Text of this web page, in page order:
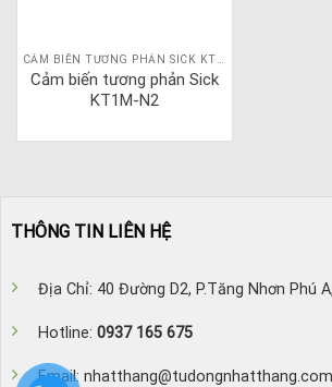
CẢM BIẾN TƯƠNG PHẢN SICK KT1M
Cảm biến tương phản Sick
KT1M-N2
THÔNG TIN LIÊN HỆ
Địa Chỉ: 40 Đường D2, P.Tăng Nhơn Phú
Hotline: 0937 165 675
Email: nhatthang@tudongnhatthang.com